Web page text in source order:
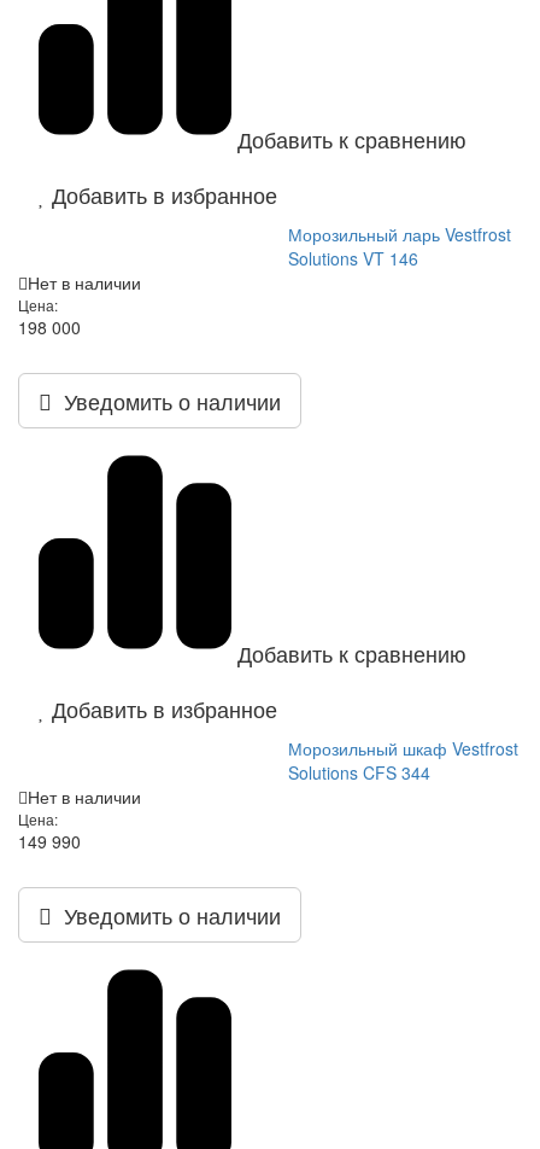
Добавить к сравнению
Добавить в избранное
Морозильный ларь Vestfrost
Solutions VT 146
Нет в наличии
Цена:
198 000
Уведомить о наличии
Добавить к сравнению
Добавить в избранное
Морозильный шкаф Vestfrost
Solutions CFS 344
Нет в наличии
Цена:
149 990
Уведомить о наличии